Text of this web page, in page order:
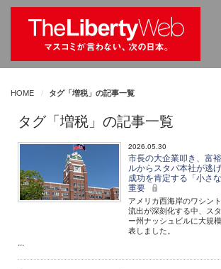
HOME タグ「増税」の記事一覧
タグ「増税」の記事一覧
2026.05.30
市長の大企業叩き、富
ルからスタバ本社が逃
成功を肯定する「小さ
重要
アメリカ西海岸のワシン
流出が深刻化する中、ス
ー州ナッシュビルに大規
表しました。
...